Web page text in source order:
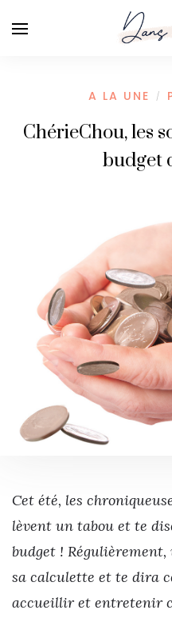
A LA UNE /
ChérieChou, les
budget
Cet été, les
lèvent un tabou et te
budget !
sa calculette et te dira
accueillir et entretenir